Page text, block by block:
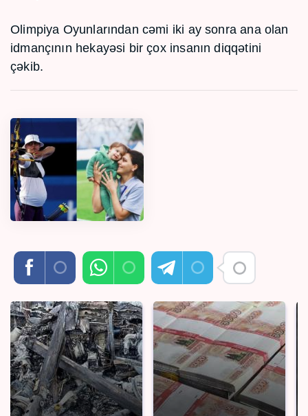
Olimpiya Oyunlarından cəmi iki ay sonra ana olan
idmançının hekayəsi bir çox insanın diqqətini
çəkib.